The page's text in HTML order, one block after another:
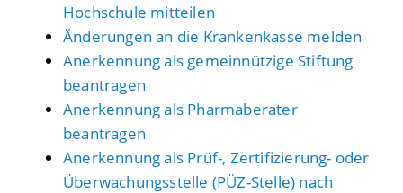
Hochschule mitteilen
Änderungen an die Krankenkasse melden
Anerkennung als gemeinnützige Stiftung
beantragen
Anerkennung als Pharmaberater
beantragen
Anerkennung als Prüf-, Zertifizierung- oder
Überwachungsstelle (PÜZ-Stelle) nach